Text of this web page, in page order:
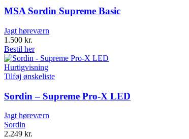
MSA Sordin Supreme Basic
Jagt høreværn
1.500 kr.
Bestil her
Hurtigvisning
Tilføj ønskeliste
Sordin – Supreme Pro-X LED
Jagt høreværn
Sordin
2.249 kr.